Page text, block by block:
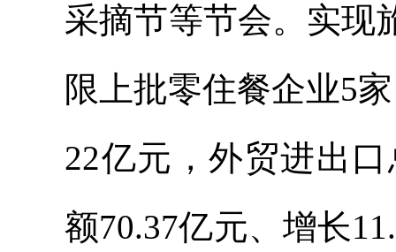
采摘节等节会。实现
限上批零住餐企业5
22亿元，外贸进出
额70.37亿元、增长